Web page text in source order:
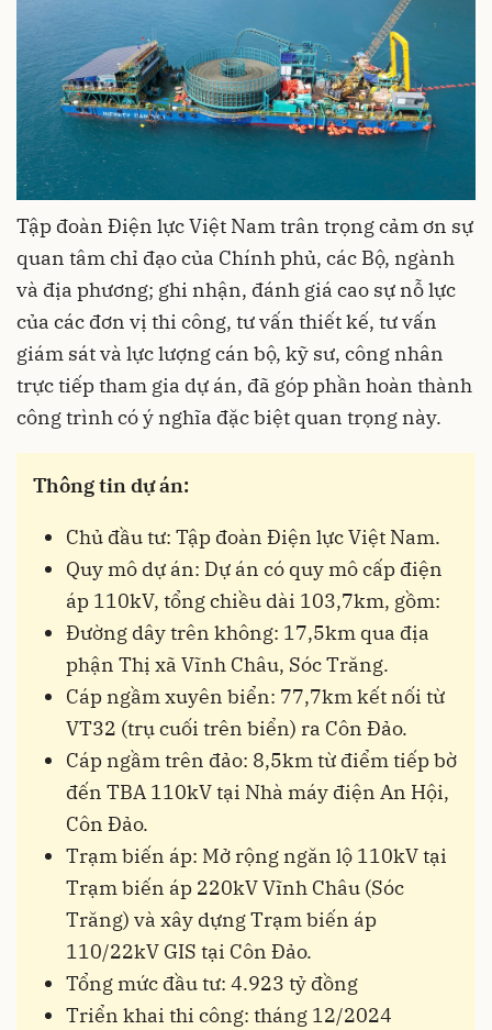
Tập đoàn Điện lực Việt Nam trân trọng cảm ơn sự
quan tâm chỉ đạo của Chính phủ, các Bộ, ngành
và địa phương; ghi nhận, đánh giá cao sự nỗ lực
của các đơn vị thi công, tư vấn thiết kế, tư vấn
giám sát và lực lượng cán bộ, kỹ sư, công nhân
trực tiếp tham gia dự án, đã góp phần hoàn thành
công trình có ý nghĩa đặc biệt quan trọng này.
Thông tin dự án:
Chủ đầu tư: Tập đoàn Điện lực Việt Nam.
Quy mô dự án: Dự án có quy mô cấp điện
áp 110kV, tổng chiều dài 103,7km, gồm:
Đường dây trên không: 17,5km qua địa
phận Thị xã Vĩnh Châu, Sóc Trăng.
Cáp ngầm xuyên biển: 77,7km kết nối từ
VT32 (trụ cuối trên biển) ra Côn Đảo.
Cáp ngầm trên đảo: 8,5km từ điểm tiếp bờ
đến TBA 110kV tại Nhà máy điện An Hội,
Côn Đảo.
Trạm biến áp: Mở rộng ngăn lộ 110kV tại
Trạm biến áp 220kV Vĩnh Châu (Sóc
Trăng) và xây dựng Trạm biến áp
110/22kV GIS tại Côn Đảo.
Tổng mức đầu tư: 4.923 tỷ đồng
Triển khai thi công: tháng 12/2024